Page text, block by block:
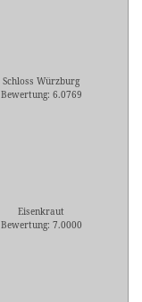
Schloss Würzburg
Bewertung: 6.0769
Eisenkraut
Bewertung: 7.0000